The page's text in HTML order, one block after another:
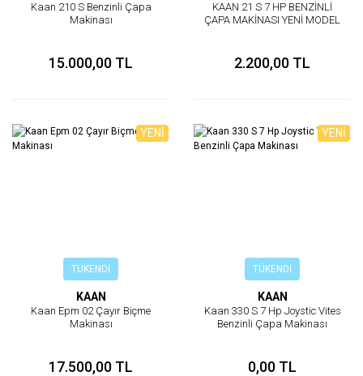
Kaan 210 S Benzinli Çapa
Makinası
15.000,00 TL
KAAN 21 S 7 HP BENZİNLİ
ÇAPA MAKİNASI YENİ MODEL
2.200,00 TL
YENİ
TÜKENDİ
KAAN
Kaan Epm 02 Çayır Biçme
Makinası
17.500,00 TL
YENİ
TÜKENDİ
KAAN
Kaan 330 S 7 Hp Joystic Vites
Benzinli Çapa Makinası
0,00 TL